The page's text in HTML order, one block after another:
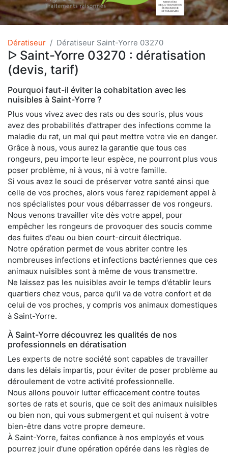
Dératiseur Dératiseur Saint-Yorre 03270
ᐅ Saint-Yorre 03270 : dératisation
(devis, tarif)
Pourquoi faut-il éviter la cohabitation avec les
nuisibles à Saint-Yorre ?
Plus vous vivez avec des rats ou des souris, plus vous
avez des probabilités d'attraper des infections comme la
maladie du rat, un mal qui peut mettre votre vie en danger.
Grâce à nous, vous aurez la garantie que tous ces
rongeurs, peu importe leur espèce, ne pourront plus vous
poser problème, ni à vous, ni à votre famille.
Si vous avez le souci de préserver votre santé ainsi que
celle de vos proches, alors vous ferez rapidement appel à
nos spécialistes pour vous débarrasser de vos rongeurs.
Nous venons travailler vite dès votre appel, pour
empêcher les rongeurs de provoquer des soucis comme
des fuites d'eau ou bien court-circuit électrique.
Notre opération permet de vous abriter contre les
nombreuses infections et infections bactériennes que ces
animaux nuisibles sont à même de vous transmettre.
Ne laissez pas les nuisibles avoir le temps d'établir leurs
quartiers chez vous, parce qu'il va de votre confort et de
celui de vos proches, y compris vos animaux domestiques
à Saint-Yorre.
À Saint-Yorre découvrez les qualités de nos
professionnels en dératisation
Les experts de notre société sont capables de travailler
dans les délais impartis, pour éviter de poser problème au
déroulement de votre activité professionnelle.
Nous allons pouvoir lutter efficacement contre toutes
sortes de rats et souris, que ce soit des animaux nuisibles
ou bien non, qui vous submergent et qui nuisent à votre
bien-être dans votre propre demeure.
À Saint-Yorre, faites confiance à nos employés et vous
pourrez jouir d'une opération opérée dans les règles de